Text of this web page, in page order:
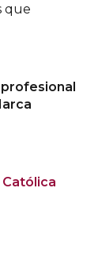
que
Católica